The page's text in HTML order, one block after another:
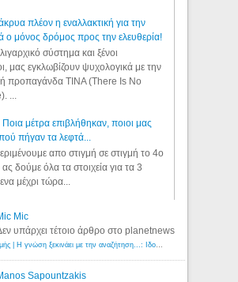
πλέον η εναλλακτική για την
ο μόνος δρόμος προς την ελευθερία!
σύστημα και ξένοι
μας εγκλωβίζουν ψυχολογικά με την
προπαγάνδα TINA (There Is No
...
μέτρα επιβλήθηκαν, ποιοι μας
πήγαν τα λεφτά...
απο στιγμή σε στιγμή το 4ο
δούμε όλα τα στοιχεία για τα 3
μέχρι τώρα...
Mic
υπάρχει τέτοιο άρθρο στο planetnews
Sapountzakis